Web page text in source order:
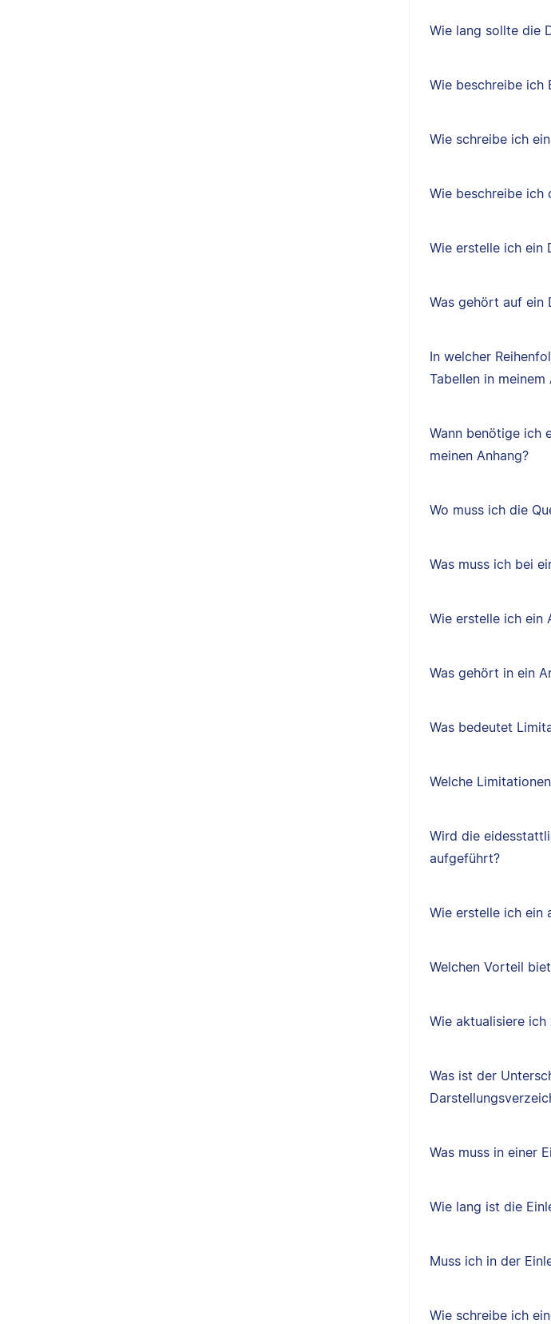
Wie lang sollte die
Wie beschreibe ich
Wie schreibe ich
Wie beschreibe ich
Wie erstelle ich ein
Was gehört auf ein
In welcher
Tabellen in meinem
Wann benötige ich
meinen Anhang?
Wo muss ich die
Was muss ich bei
Wie erstelle ich ein
Was gehört in ein
Was bedeutet
Welche
Wird die
aufgeführt?
Wie erstelle ich ein
Welchen Vorteil
Wie aktualisiere
Was ist der
Was muss in einer
Wie lang ist die
Muss ich in der
Wie schreibe ich